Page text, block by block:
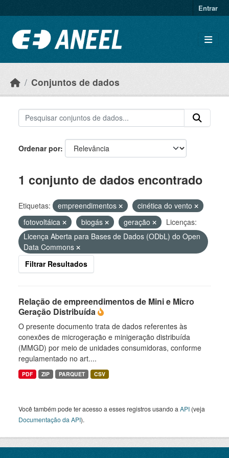
Entrar
Conjuntos de dados
Ordenar por
1 conjunto de dados encontrado
Etiquetas: empreendimentos
cinética do vento
fotovoltáica
biogás geração
Licenças:
Licença Aberta para Bases de Dados (ODbL) do Open
Data Commons
Filtrar Resultados
Relação de empreendimentos de Mini e Micro
Geração Distribuída
O presente documento trata de dados referentes às
conexões de microgeração e minigeração distribuída
(MMGD) por meio de unidades consumidoras, conforme
regulamentado no art....
PDF ZIP PARQUET CSV
Você também pode ter acesso a esses registros usando a API (veja
Documentação da API).